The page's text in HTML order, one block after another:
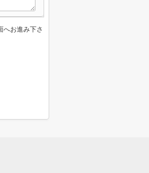
へお進み下さ